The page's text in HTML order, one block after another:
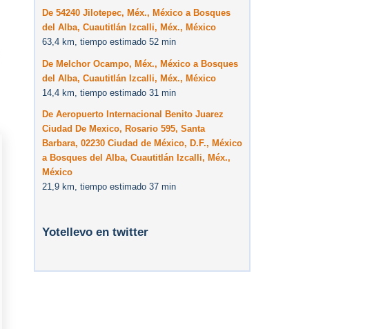
De 54240 Jilotepec, Méx., México a Bosques
del Alba, Cuautitlán Izcalli, Méx., México
63,4 km, tiempo estimado 52 min
De Melchor Ocampo, Méx., México a Bosques
del Alba, Cuautitlán Izcalli, Méx., México
14,4 km, tiempo estimado 31 min
De Aeropuerto Internacional Benito Juarez
Ciudad De Mexico, Rosario 595, Santa
Barbara, 02230 Ciudad de México, D.F., México
a Bosques del Alba, Cuautitlán Izcalli, Méx.,
México
21,9 km, tiempo estimado 37 min
Yotellevo en twitter